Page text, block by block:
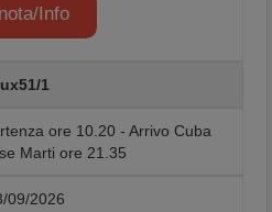
Info
ux51/1
ore 10.20 - Arrivo Cuba
Marti ore 21.35
09/2026